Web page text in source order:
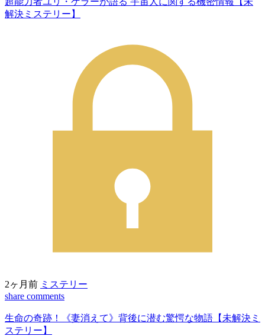
解決ミステリー】
2ヶ月前 ミステリー
share comments
生命の奇跡！《妻消えて》背後に潜む驚愕な物語【未解決ミ
ステリー】